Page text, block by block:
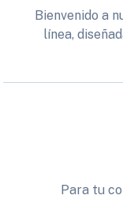
Bienvenido a
línea,
Para tu